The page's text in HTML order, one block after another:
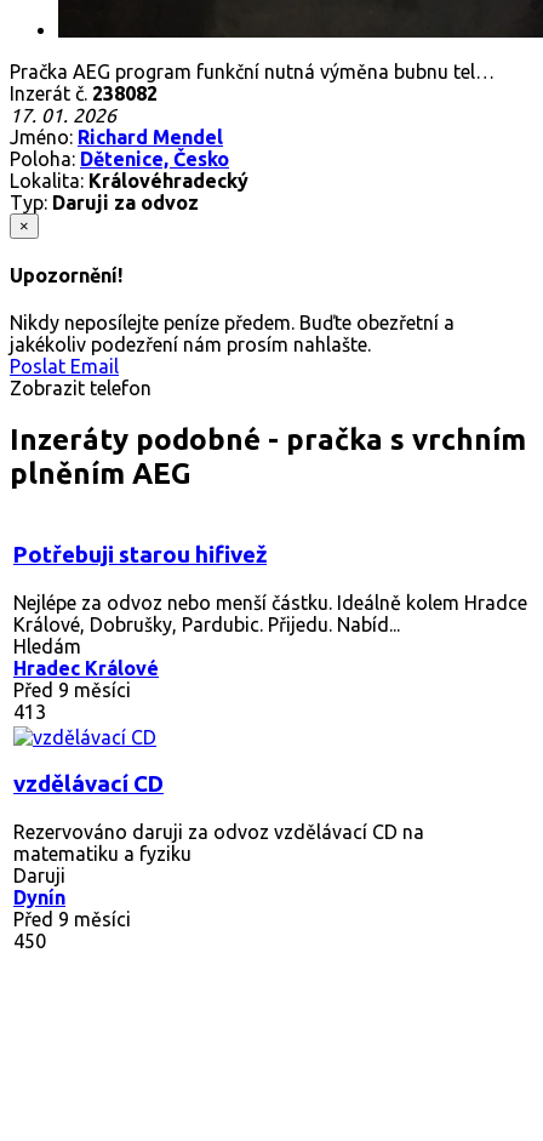
Pračka AEG program funkční nutná výměna bubnu tel…
Inzerát č. 238082
17. 01. 2026
Jméno: Richard Mendel
Poloha: Dětenice, Česko
Lokalita: Královéhradecký
Typ: Daruji za odvoz
×
Upozornění!
Nikdy neposílejte peníze předem. Buďte obezřetní a
jakékoliv podezření nám prosím nahlašte.
Poslat Email
Zobrazit telefon
Inzeráty podobné - pračka s vrchním
plněním AEG
Potřebuji starou hifivež
Nejlépe za odvoz nebo menší částku. Ideálně kolem Hradce
Králové, Dobrušky, Pardubic. Přijedu. Nabíd...
Hledám
Hradec Králové
Před 9 měsíci
413
vzdělávací CD
Rezervováno daruji za odvoz vzdělávací CD na
matematiku a fyziku
Daruji
Dynín
Před 9 měsíci
450